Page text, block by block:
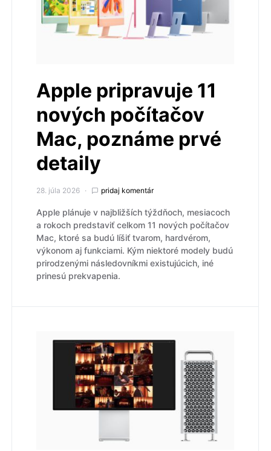
Apple pripravuje 11
nových počítačov
Mac, poznáme prvé
detaily
28. júla 2026 pridaj komentár
Apple plánuje v najbližších týždňoch, mesiacoch
a rokoch predstaviť celkom 11 nových počítačov
Mac, ktoré sa budú líšiť tvarom, hardvérom,
výkonom aj funkciami. Kým niektoré modely budú
prirodzenými následovníkmi existujúcich, iné
prinesú prekvapenia.